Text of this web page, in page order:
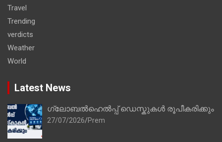
Travel
Trending
verdicts
Weather
World
Latest News
ഗ്ലോബൽഹെൽപ്പ് ഡെസ്കുകൾ രൂപീകരിക്കും
27/07/2026 Prem